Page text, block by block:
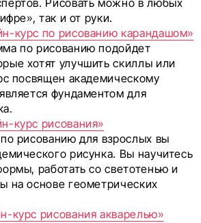
Рисовать можно в любых
так и от руки.
курс по рисованию карандашом»
по рисованию подойдет
хотят улучшить скиллы или
посвящен академическому
фундаментом для
курс рисования»
рисованию для взрослых вы
рисунка. Вы научитесь
работать со светотенью и
на основе геометрических
курс рисования акварелью»